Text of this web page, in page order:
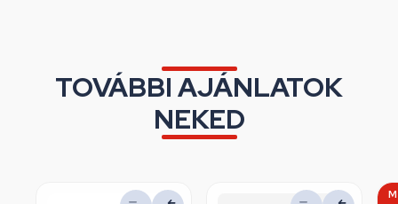
TOVÁBBI AJÁNLATOK
NEKED